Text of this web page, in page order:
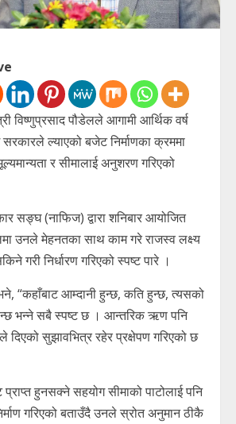
विष्णुप्रसाद पौडेलले आगामी आर्थिक वर्ष
ल्याएको बजेट निर्माणका क्रममा
र सीमालाई अनुशरण गरिएको
सङ्घ (नाफिज) द्वारा शनिबार आयोजित
उनले मेहनतका साथ काम गरे राजस्व लक्ष्य
गरी निर्धारण गरिएको स्पष्ट पारे ।
“कहाँबाट आम्दानी हुन्छ, कति हुन्छ, त्यसको
भन्ने सबै स्पष्ट छ । आन्तरिक ऋण पनि
दिएको सुझावभित्र रहेर प्रक्षेपण गरिएको छ
प्राप्त हुनसक्ने सहयोग सीमाको पाटोलाई पनि
गरिएको बताउँदै उनले स्रोत अनुमान ठीकै